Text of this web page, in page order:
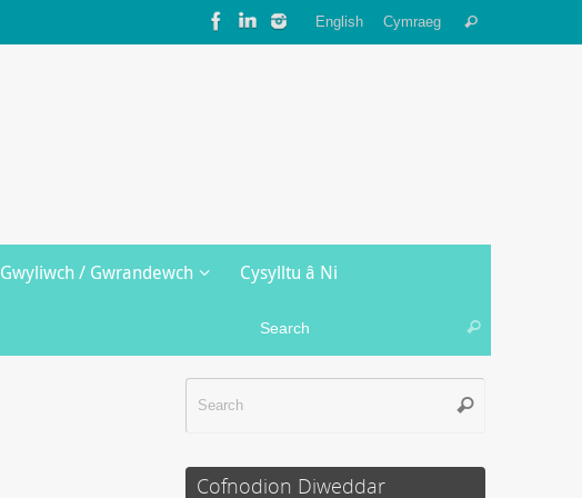
English Cymraeg Search
Gwyliwch / Gwrandewch Cysylltu â Ni
Search
Search
Cofnodion Diweddar